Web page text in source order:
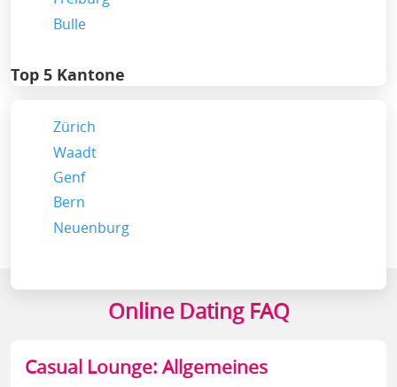
Bulle
Top 5 Kantone
Zürich
Waadt
Genf
Bern
Neuenburg
Online Dating FAQ
Casual Lounge: Allgemeines